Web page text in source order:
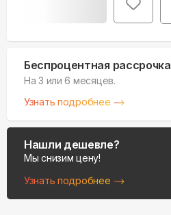
Беспроцентная рассрочка
На 3 или 6 месяцев.
Узнать подробнее
Нашли дешевле?
Мы снизим цену!
Узнать подробнее